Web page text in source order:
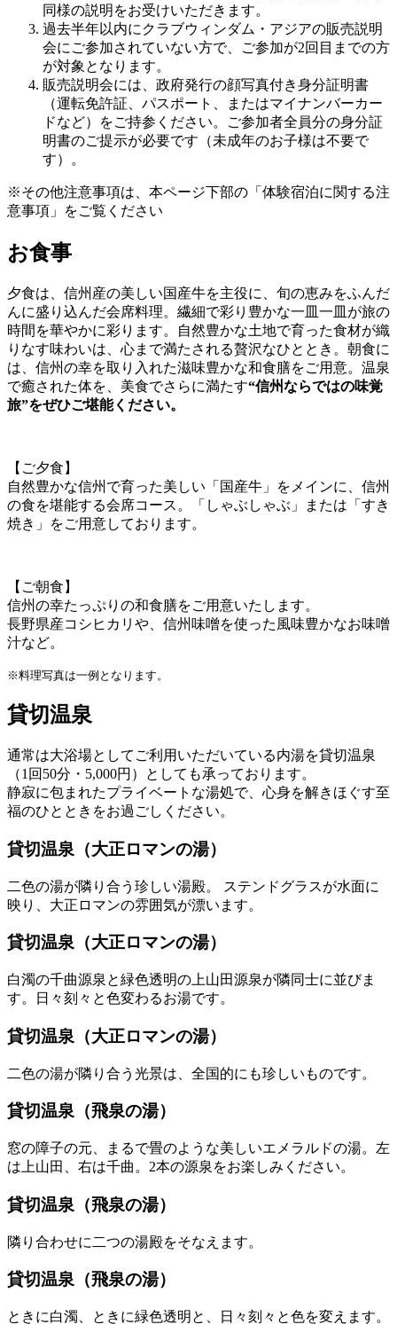
同様の説明をお受けいただきます。
過去半年以内にクラブウィンダム・アジアの販売説明
会にご参加されていない方で、ご参加が2回目までの方
が対象となります。
販売説明会には、政府発行の顔写真付き身分証明書
（運転免許証、パスポート、またはマイナンバーカー
ドなど）をご持参ください。ご参加者全員分の身分証
明書のご提示が必要です（未成年のお子様は不要で
す）。
※その他注意事項は、本ページ下部の「体験宿泊に関する注
意事項」をご覧ください
お食事
夕食は、信州産の美しい国産牛を主役に、旬の恵みをふんだ
んに盛り込んだ会席料理。繊細で彩り豊かな一皿一皿が旅の
時間を華やかに彩ります。自然豊かな土地で育った食材が織
りなす味わいは、心まで満たされる贅沢なひととき。朝食に
は、信州の幸を取り入れた滋味豊かな和食膳をご用意。温泉
で癒された体を、美食でさらに満たす“信州ならではの味覚
旅”をぜひご堪能ください。
【ご夕食】
自然豊かな信州で育った美しい「国産牛」をメインに、信州
の食を堪能する会席コース。「しゃぶしゃぶ」または「すき
焼き」をご用意しております。
【ご朝食】
信州の幸たっぷりの和食膳をご用意いたします。
長野県産コシヒカリや、信州味噌を使った風味豊かなお味噌
汁など。
※料理写真は一例となります。
貸切温泉
通常は大浴場としてご利用いただいている内湯を貸切温泉
（1回50分・5,000円）としても承っております。
静寂に包まれたプライベートな湯処で、心身を解きほぐす至
福のひとときをお過ごしください。
貸切温泉（大正ロマンの湯）
二色の湯が隣り合う珍しい湯殿。 ステンドグラスが水面に
映り、大正ロマンの雰囲気が漂います。
貸切温泉（大正ロマンの湯）
白濁の千曲源泉と緑色透明の上山田源泉が隣同士に並びま
す。日々刻々と色変わるお湯です。
貸切温泉（大正ロマンの湯）
二色の湯が隣り合う光景は、全国的にも珍しいものです。
貸切温泉（飛泉の湯）
窓の障子の元、まるで畳のような美しいエメラルドの湯。左
は上山田、右は千曲。2本の源泉をお楽しみください。
貸切温泉（飛泉の湯）
隣り合わせに二つの湯殿をそなえます。
貸切温泉（飛泉の湯）
ときに白濁、ときに緑色透明と、日々刻々と色を変えます。